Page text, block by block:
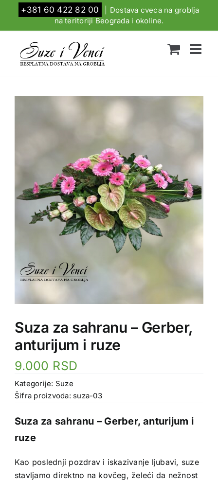
content
+381 60 422 82 00
Dostava cveca na groblja
na teritoriji Beograda i okoline.
Suza za sahranu – Gerber,
anturijum i ruze
9.000 RSD
Kategorije: Suze
Šifra proizvoda: suza-03
Suza za sahranu – Gerber, anturijum i
ruze
Kao poslednji pozdrav i iskazivanje ljubavi, suze
stavljamo direktno na kovčeg, želeći da nežnost